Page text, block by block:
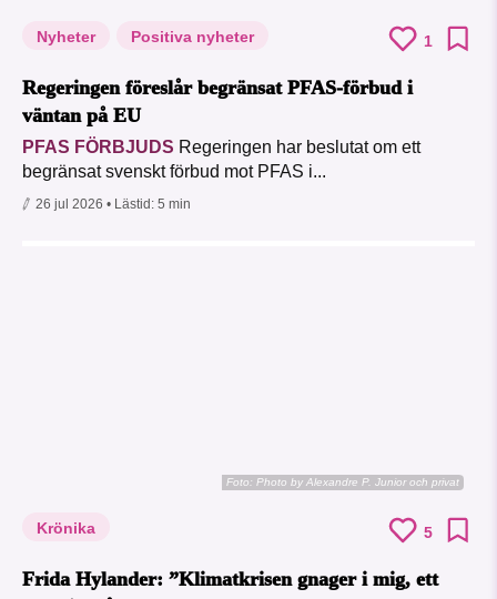
Nyheter Positiva nyheter 1
Regeringen föreslår begränsat PFAS-förbud i
väntan på EU
PFAS FÖRBJUDS Regeringen har beslutat om ett
begränsat svenskt förbud mot PFAS i...
26 jul 2026 • Lästid: 5 min
Foto: Photo by Alexandre P. Junior och privat
Krönika 5
Frida Hylander: ”Klimatkrisen gnager i mig, ett